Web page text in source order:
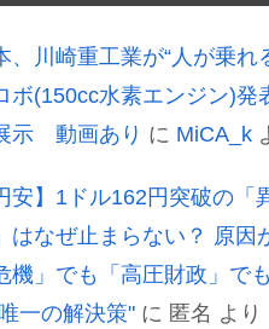
、川崎重工業が“人が乗れ
ボ(150cc水素エンジン)
示 動画あり に MiCA_k
安】1ドル162円突破の「
はなぜ止まらない？ 原因
機」でも「高圧財政」で
一の解決策" に 匿名 より